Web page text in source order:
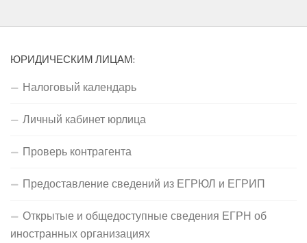
ЮРИДИЧЕСКИМ ЛИЦАМ:
Налоговый календарь
Личный кабинет юрлица
Проверь контрагента
Предоставление сведений из ЕГРЮЛ и ЕГРИП
Открытые и общедоступные сведения ЕГРН об
иностранных организациях